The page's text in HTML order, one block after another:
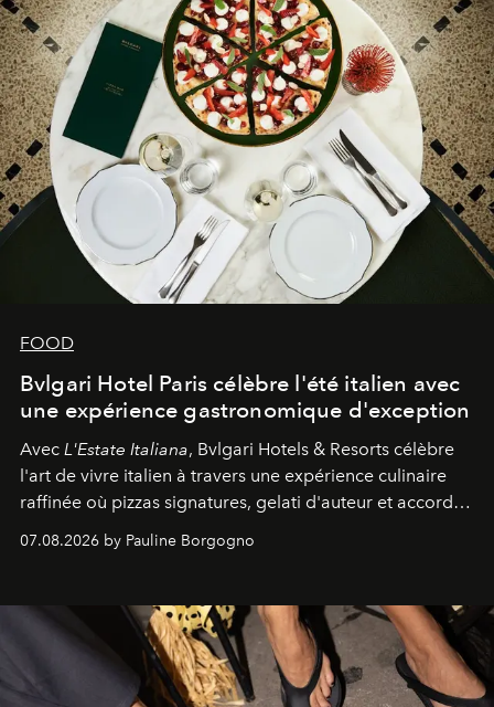
FOOD
Bvlgari Hotel Paris célèbre l'été italien avec
une expérience gastronomique d'exception
Avec L'Estate Italiana, Bvlgari Hotels & Resorts célèbre
l'art de vivre italien à travers une expérience culinaire
raffinée où pizzas signatures, gelati d'auteur et accords
d'exception composent un véritable voyage sensoriel.
07.08.2026 by Pauline Borgogno